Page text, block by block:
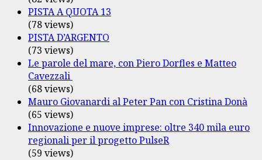
PISTA A QUOTA 13
(78 views)
PISTA D’ARGENTO
(73 views)
Le parole del mare, con Piero Dorfles e Matteo
Cavezzali
(68 views)
Mauro Giovanardi al Peter Pan con Cristina Donà
(65 views)
Innovazione e nuove imprese: oltre 340 mila euro
regionali per il progetto PulseR
(59 views)